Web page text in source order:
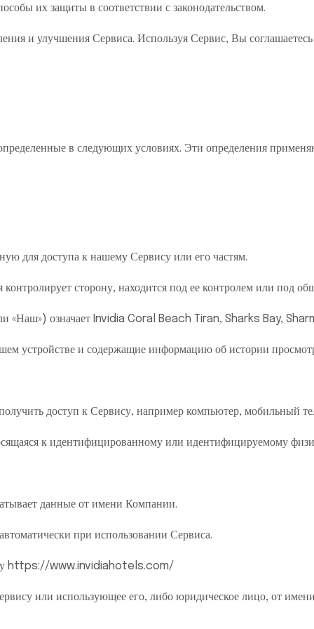
их защиты в соответствии с законодательством.
и улучшения Сервиса. Используя Сервис, Вы
в следующих условиях. Эти определения
для доступа к нашему Сервису или его частям.
контролирует сторону, находится под ее контролем или под
«Наш») означает Invidia Coral Beach Tiran, Sharks Bay,
устройстве и содержащие информацию об истории
доступ к Сервису, например компьютер, мобильный
к идентифицированному или идентифицируемому
данные от имени Компании.
при использовании Сервиса.
https://www.invidiahotels.com/
или использующее его, либо юридическое лицо, от